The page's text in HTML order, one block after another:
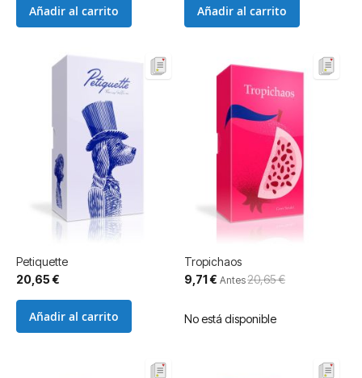
Añadir al carrito Añadir al carrito
Petiquette
20,65 €
Añadir al carrito
Tropichaos
Precio
especial
9,71 € Antes20,65 €
No está disponible